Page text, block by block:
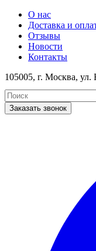
О нас
Доставка и
Отзывы
Новости
Контакты
105005, г. Москва, ул.
Заказать звонок